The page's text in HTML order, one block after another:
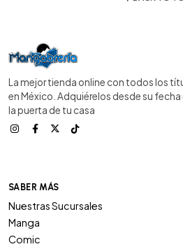
La mejor tienda online con todos los
en México. Adquiérelos desde su
la puerta de tu casa
SABER MÁS
Nuestras Sucursales
Manga
Comic